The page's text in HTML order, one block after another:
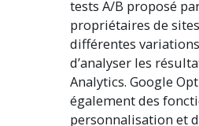
tests A/B proposé
propriétaires de
différentes
d’analyser les
Analytics. Google
également des
personnalisation et